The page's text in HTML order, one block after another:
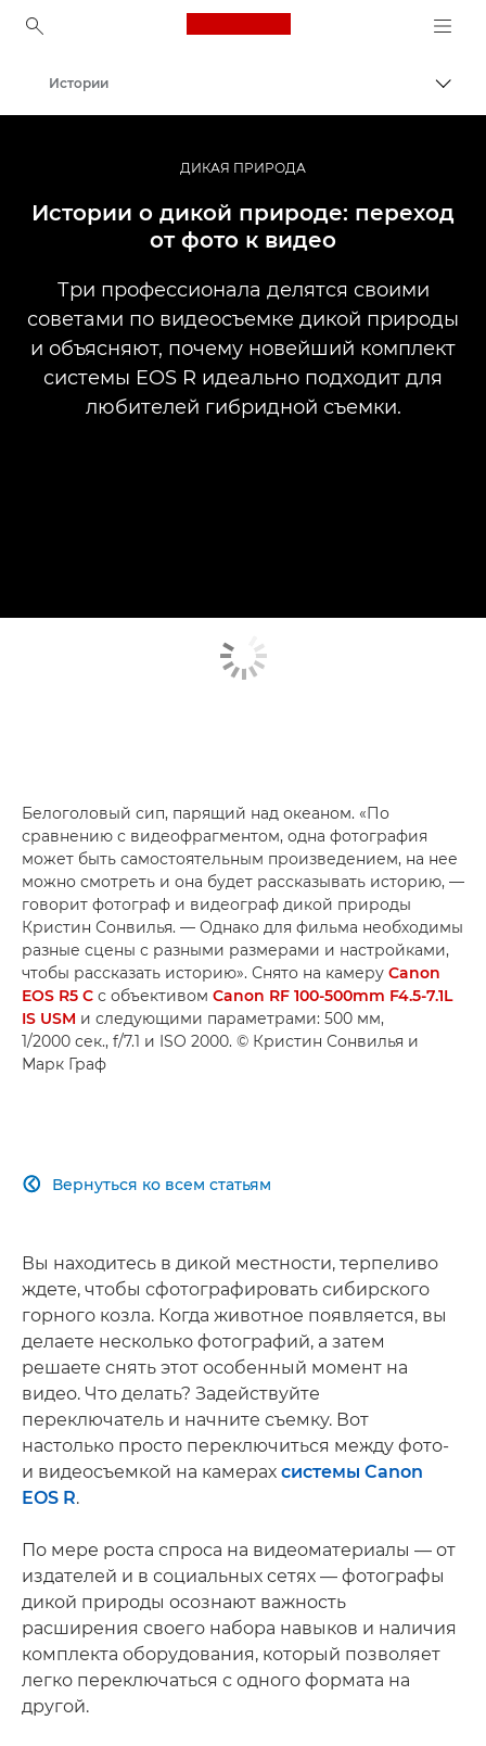
Canon Logo, back to
Профессиональная фото- и видеосъемка
Истории
ДИКАЯ ПРИРОДА
Истории о дикой природе: переход
от фото к видео
Три профессионала делятся своими
советами по видеосъемке дикой природы
и объясняют, почему новейший комплект
системы EOS R идеально подходит для
любителей гибридной съемки.
Белоголовый сип, парящий над океаном. «По
сравнению с видеофрагментом, одна фотография
может быть самостоятельным произведением, на нее
можно смотреть и она будет рассказывать историю, —
говорит фотограф и видеограф дикой природы
Кристин Сонвилья. — Однако для фильма необходимы
разные сцены с разными размерами и настройками,
чтобы рассказать историю». Снято на камеру Canon
EOS R5 C с объективом Canon RF 100-500mm F4.5-7.1L
IS USM и следующими параметрами: 500 мм,
1/2000 сек., f/7.1 и ISO 2000. © Кристин Сонвилья и
Марк Граф
Вернуться ко всем статьям

Вы находитесь в дикой местности, терпеливо
ждете, чтобы сфотографировать сибирского
горного козла. Когда животное появляется, вы
делаете несколько фотографий, а затем
решаете снять этот особенный момент на
видео. Что делать? Задействуйте
переключатель и начните съемку. Вот
настолько просто переключиться между фото-
и видеосъемкой на камерах системы Canon
EOS R.
По мере роста спроса на видеоматериалы — от
издателей и в социальных сетях — фотографы
дикой природы осознают важность
расширения своего набора навыков и наличия
комплекта оборудования, который позволяет
легко переключаться с одного формата на
другой.